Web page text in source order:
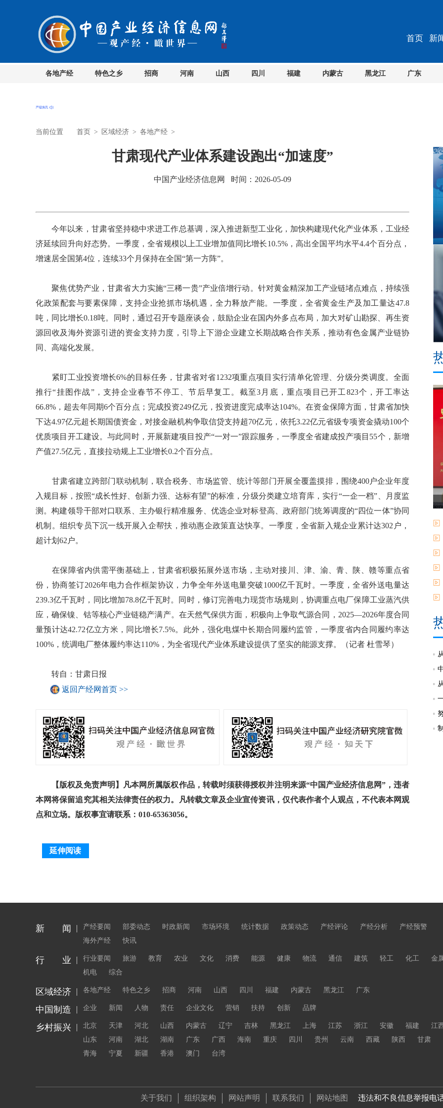
首页 新
各地产经 特色之乡 招商 河南 山西 四川 福建 内蒙古 黑龙江 广东
当前位置 首页 > 区域经济 > 各地产经 >
甘肃现代产业体系建设跑出“加速度”
中国产业经济信息网 时间：2026-05-09
今年以来，甘肃省坚持稳中求进工作总基调，深入推进新型工业化，加快构建现代化产业体系，工业经
济延续回升向好态势。一季度，全省规模以上工业增加值同比增长10.5%，高出全国平均水平4.4个百分点，
增速居全国第4位，连续33个月保持在全国“第一方阵”。
聚焦优势产业，甘肃省大力实施“三稀一贵”产业倍增行动。针对黄金精深加工产业链堵点难点，持续强
化政策配套与要素保障，支持企业抢抓市场机遇，全力释放产能。一季度，全省黄金生产及加工量达47.8
吨，同比增长0.18吨。同时，通过召开专题座谈会，鼓励企业在国内外多点布局，加大对矿山勘探、再生资
源回收及海外资源引进的资金支持力度，引导上下游企业建立长期战略合作关系，推动有色金属产业链协
同、高端化发展。
紧盯工业投资增长6%的目标任务，甘肃省对省1232项重点项目实行清单化管理、分级分类调度。全面
推行“挂图作战”，支持企业春节不停工、节后早复工。截至3月底，重点项目已开工823个，开工率达
66.8%，超去年同期6个百分点；完成投资249亿元，投资进度完成率达104%。在资金保障方面，甘肃省加快
下达4.97亿元超长期国债资金，对接金融机构争取信贷支持超70亿元，依托3.22亿元省级专项资金撬动100个
优质项目开工建设。与此同时，开展新建项目投产“一对一”跟踪服务，一季度全省建成投产项目55个，新增
产值27.5亿元，直接拉动规上工业增长0.2个百分点。
甘肃省建立跨部门联动机制，联合税务、市场监管、统计等部门开展全覆盖摸排，围绕400户企业年度
入规目标，按照“成长性好、创新力强、达标有望”的标准，分级分类建立培育库，实行“一企一档”、月度监
测。构建领导干部对口联系、主办银行精准服务、优选企业对标登高、政府部门统筹调度的“四位一体”协同
机制。组织专员下沉一线开展入企帮扶，推动惠企政策直达快享。一季度，全省新入规企业累计达302户，
超计划62户。
在保障省内供需平衡基础上，甘肃省积极拓展外送市场，主动对接川、津、渝、青、陕、赣等重点省
份，协商签订2026年电力合作框架协议，力争全年外送电量突破1000亿千瓦时。一季度，全省外送电量达
239.3亿千瓦时，同比增加78.8亿千瓦时。同时，修订完善电力现货市场规则，协调重点电厂保障工业蒸汽供
应，确保镍、钴等核心产业链稳产满产。在天然气保供方面，积极向上争取气源合同，2025―2026年度合同
量预计达42.72亿立方米，同比增长7.5%。此外，强化电煤中长期合同履约监管，一季度省内合同履约率达
100%，统调电厂整体履约率达110%，为全省现代产业体系建设提供了坚实的能源支撑。（记者 杜雪琴）
转自：甘肃日报
返回产经网首页 >>
【版权及免责声明】凡本网所属版权作品，转载时须获得授权并注明来源“中国产业经济信息网”，违者
本网将保留追究其相关法律责任的权力。凡转载文章及企业宣传资讯，仅代表作者个人观点，不代表本网观
点和立场。版权事宜请联系：010-65363056。
延伸阅读
新 闻 产经要闻 部委动态 时政新闻 市场环境 统计数据 政策动态 产经评论 产经分析
产经预警
海外产经
快讯
行 业 行业要闻 旅游 教育 农业 文化 消费 能源 健康 物流 通信 建筑 轻工 化工
金
机电
综合
区域经济 各地产经 特色之乡 招商 河南 山西 四川 福建 内蒙古 黑龙江 广东
中国制造 企业 新闻 人物 责任 企业文化 营销 扶持 创新 品牌
乡村振兴 北京 天津 河北 山西 内蒙古 辽宁 吉林 黑龙江 上海 江苏 浙江 安徽 福建
江
山东
河南 湖北 湖南 广东 广西 海南 重庆 四川 贵州 云南 西藏 陕西
甘肃
青海
宁夏 新疆 香港 澳门 台湾
关于我们 组织架构 网站声明 联系我们 网站地图 违法和不良信息举报电